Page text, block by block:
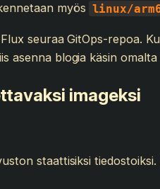
myös linux/
seuraa GitOps-repoa.
asenna blogia käsin
imageksi
staattisiksi